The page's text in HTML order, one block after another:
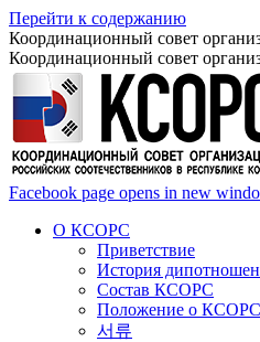
Перейти к содержанию
Координационный совет
Координационный совет
Facebook page opens in new
О КСОРС
Приветствие
История
Состав КСОРС
Положение о КСОРС
서류